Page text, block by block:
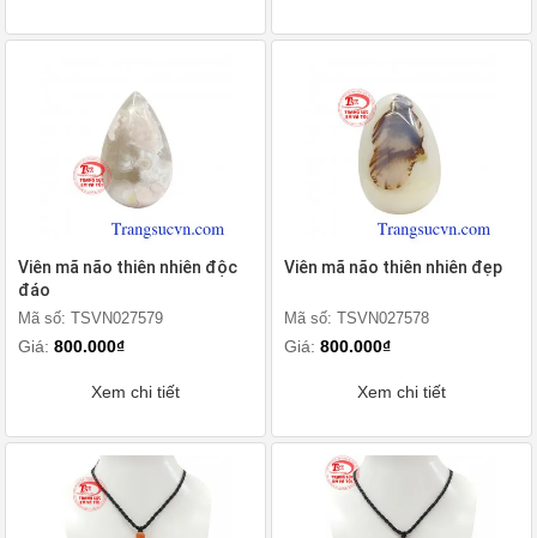
Viên mã não thiên nhiên độc
đáo
Mã số: TSVN027579
Giá: 800.000₫
Xem chi tiết
Viên mã não thiên nhiên đẹp
Mã số: TSVN027578
Giá: 800.000₫
Xem chi tiết